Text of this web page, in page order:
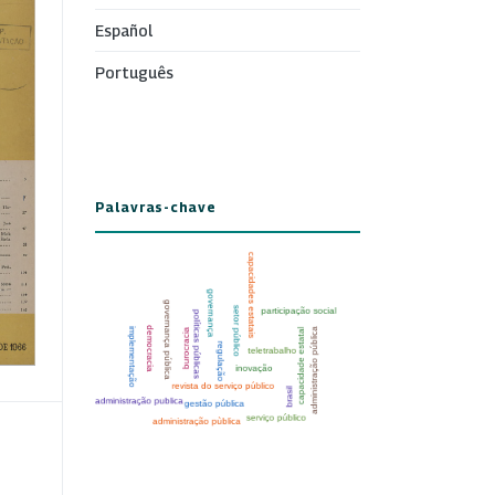
Español
Português
Palavras-chave